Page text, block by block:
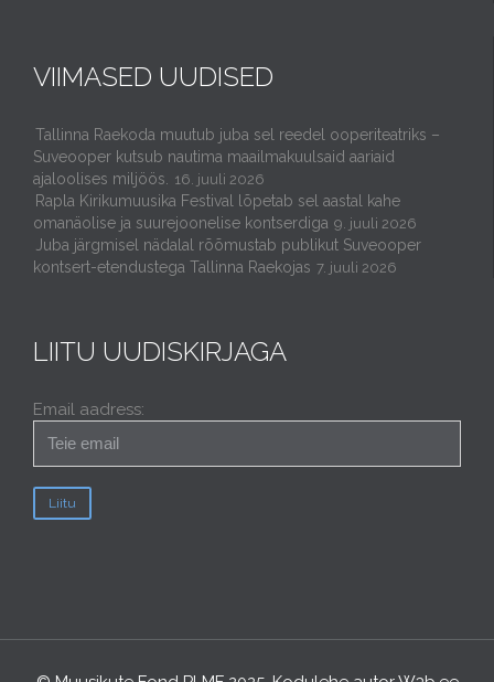
VIIMASED UUDISED
Tallinna Raekoda muutub juba sel reedel ooperiteatriks –
Suveooper kutsub nautima maailmakuulsaid aariaid
ajaloolises miljöös.
16. juuli 2026
Rapla Kirikumuusika Festival lõpetab sel aastal kahe
omanäolise ja suurejoonelise kontserdiga 9. juuli 2026
Juba järgmisel nädalal rõõmustab publikut Suveooper
kontsert-etendustega Tallinna Raekojas 7. juuli 2026
LIITU UUDISKIRJAGA
Email aadress: